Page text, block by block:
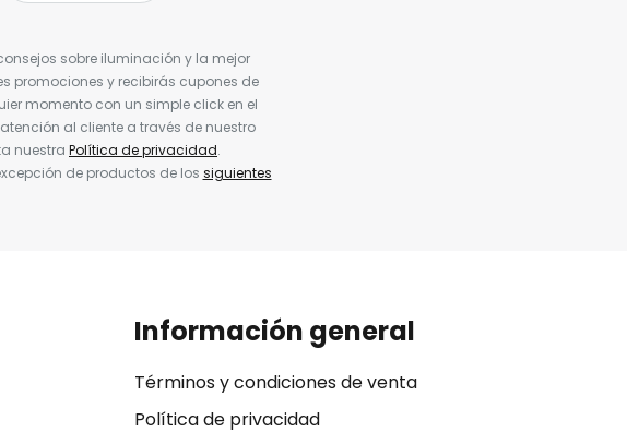
sobre iluminación y la mejor
promociones y recibirás cupones de
momento con un simple click en el
al cliente a través de nuestro
nuestra Política de privacidad.
de productos de los siguientes
Información general
Términos y condiciones de venta
Política de privacidad